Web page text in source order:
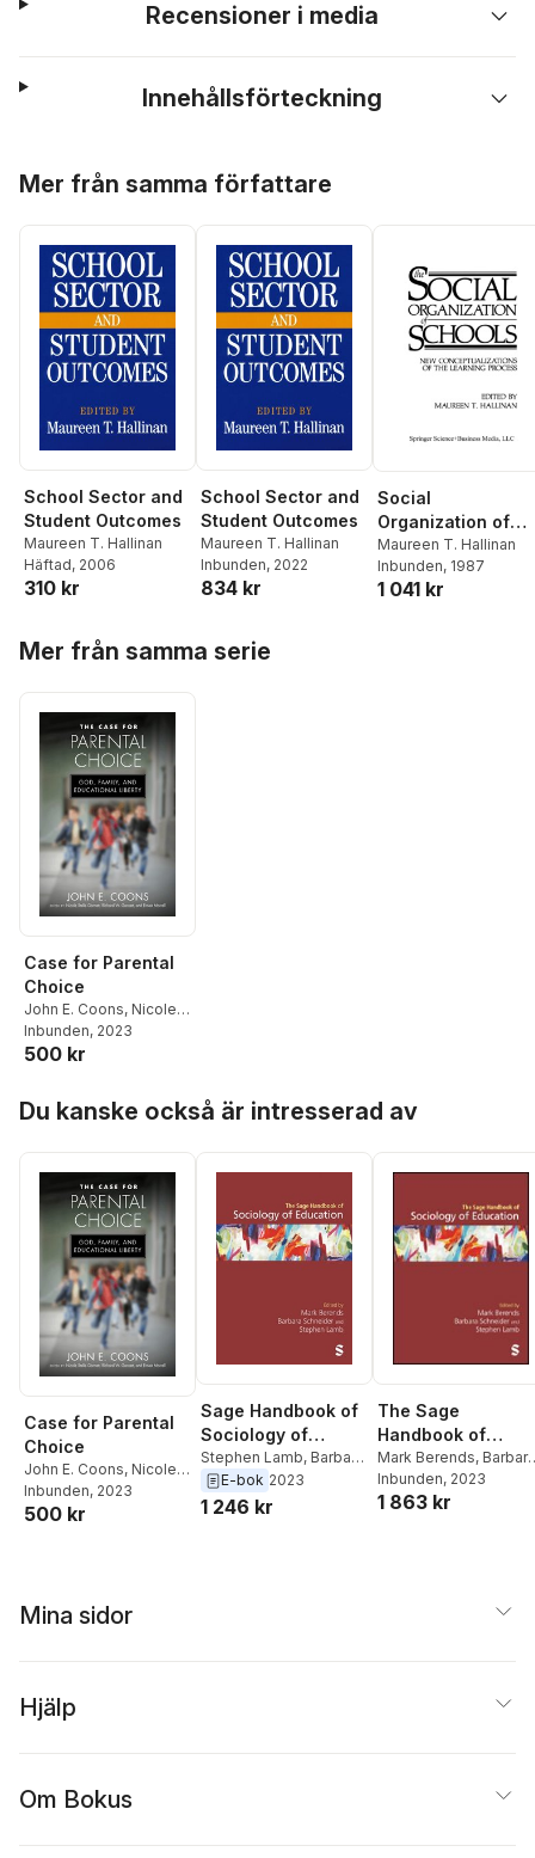
Recensioner i media
Innehållsförteckning
Mer från samma författare
School Sector and
Student Outcomes
Maureen T. Hallinan
Häftad, 2006
310 kr
School Sector and
Student Outcomes
Maureen T. Hallinan
Inbunden, 2022
834 kr
Social
Organization of
Schools
Maureen T. Hallinan
Inbunden, 1987
1 041 kr
Mer från samma serie
Case for Parental
Choice
John E. Coons, Nicole
Stelle Garnett,Richard
W. Garnett
Inbunden, 2023
500 kr
Du kanske också är intresserad av
Case for Parental
Choice
John E. Coons, Nicole
Stelle Garnett,Richard
W. Garnett
Inbunden, 2023
500 kr
Sage Handbook of
Sociology of
Education
Stephen Lamb, Barbara
Schneider,Mark
Berends
E-bok 2023
1 246 kr
The Sage
Handbook of
Sociology of
Education
Mark Berends, Barbara
Schneider ,Stephen
Lamb
Inbunden, 2023
1 863 kr
Mina sidor
Hjälp
Om Bokus